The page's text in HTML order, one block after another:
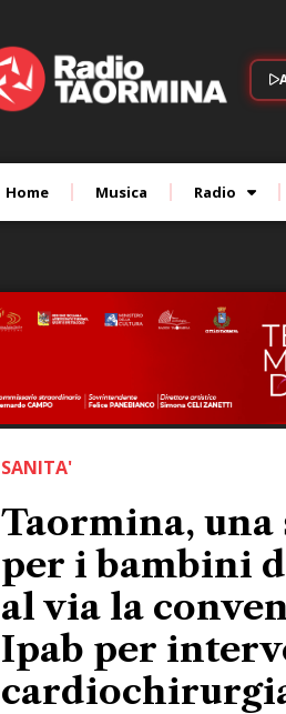
Home Musica Radio
SANITA'
Taormina, una
per i bambini
al via la
Ipab per